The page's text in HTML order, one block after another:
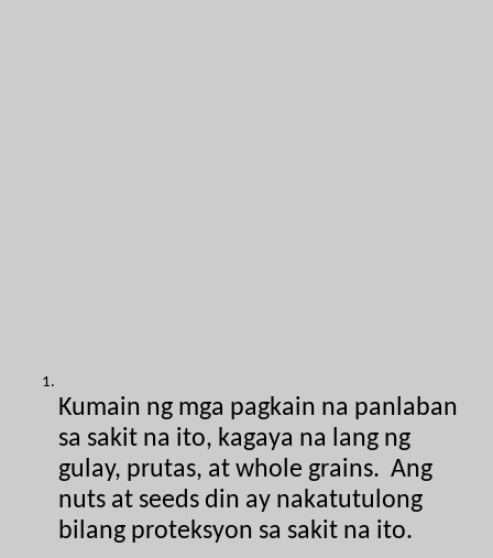
Kumain ng mga pagkain na panlaban
sa sakit na ito, kagaya na lang ng
gulay, prutas, at whole grains.  Ang
nuts at seeds din ay nakatutulong
bilang proteksyon sa sakit na ito.